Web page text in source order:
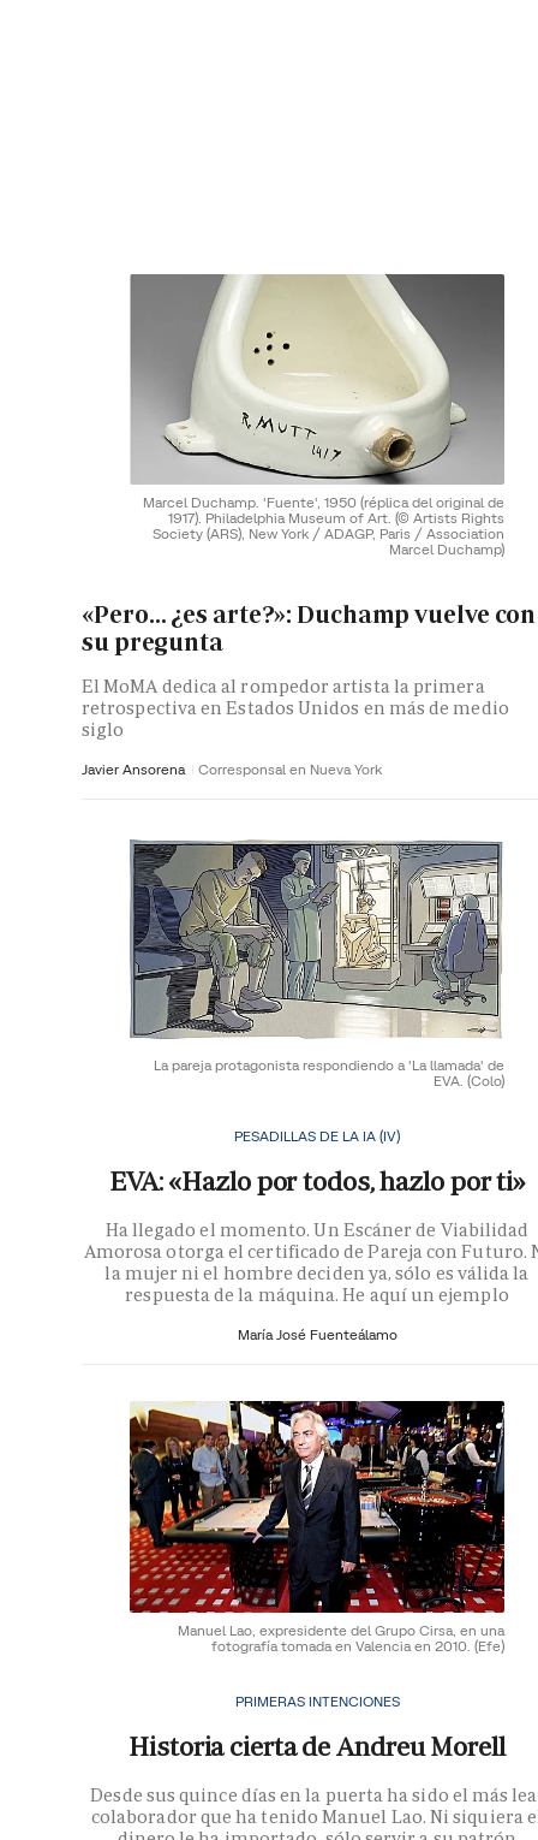
Marcel Duchamp. 'Fuente', 1950 (réplica del original de
1917). Philadelphia Museum of Art. (© Artists Rights
Society (ARS), New York / ADAGP, Paris / Association
Marcel Duchamp)
«Pero… ¿es arte?»: Duchamp vuelve con
su pregunta
El MoMA dedica al rompedor artista la primera
retrospectiva en Estados Unidos en más de medio
siglo
Javier Ansorena Corresponsal en Nueva York
La pareja protagonista respondiendo a 'La llamada' de
EVA. (Colo)
PESADILLAS DE LA IA (IV)
EVA: «Hazlo por todos, hazlo por ti»
Ha llegado el momento. Un Escáner de Viabilidad
Amorosa otorga el certificado de Pareja con Futuro.
la mujer ni el hombre deciden ya, sólo es válida la
respuesta de la máquina. He aquí un ejemplo
María José Fuenteálamo
Manuel Lao, expresidente del Grupo Cirsa, en una
fotografía tomada en Valencia en 2010. (Efe)
PRIMERAS INTENCIONES
Historia cierta de Andreu Morell
Desde sus quince días en la puerta ha sido el más
colaborador que ha tenido Manuel Lao. Ni siquiera